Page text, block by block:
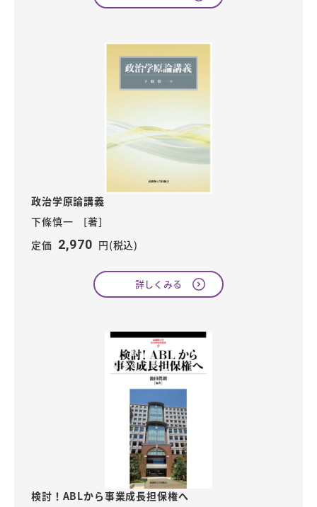
政治学原論講義
下條慎一 [著］
定価 2,970 円(税込)
詳しくみる
検討！ABLから事業成長担保権へ